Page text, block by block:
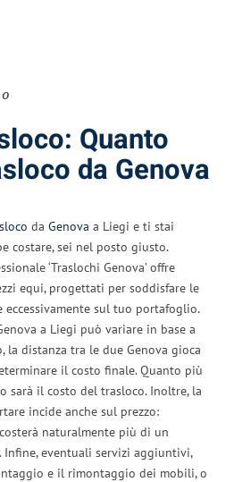
Quanto
da Genova
da Genova a Liegi e ti stai
costare, sei nel posto giusto.
‘Traslochi Genova’ offre
equi, progettati per soddisfare le
eccessivamente sul tuo portafoglio.
a Liegi può variare in base a
distanza tra le due Genova gioca
il costo finale. Quanto più
sarà il costo del trasloco. Inoltre, la
incide anche sul prezzo:
naturalmente più di un
Infine, eventuali servizi aggiuntivi,
e il rimontaggio dei mobili, o